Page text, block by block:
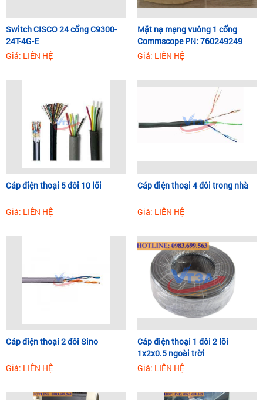
Switch CISCO 24 cổng C9300-
24T-4G-E
Giá: LIÊN HỆ
​Mặt nạ mạng vuông 1 cổng
Commscope PN: 760249249
Giá: LIÊN HỆ
Cáp điện thoại 5 đôi 10 lõi
Giá: LIÊN HỆ
Cáp điện thoại 4 đôi trong nhà
Giá: LIÊN HỆ
Cáp điện thoại 2 đôi Sino
Giá: LIÊN HỆ
Cáp điện thoại 1 đôi 2 lõi
1x2x0.5 ngoài trời
Giá: LIÊN HỆ